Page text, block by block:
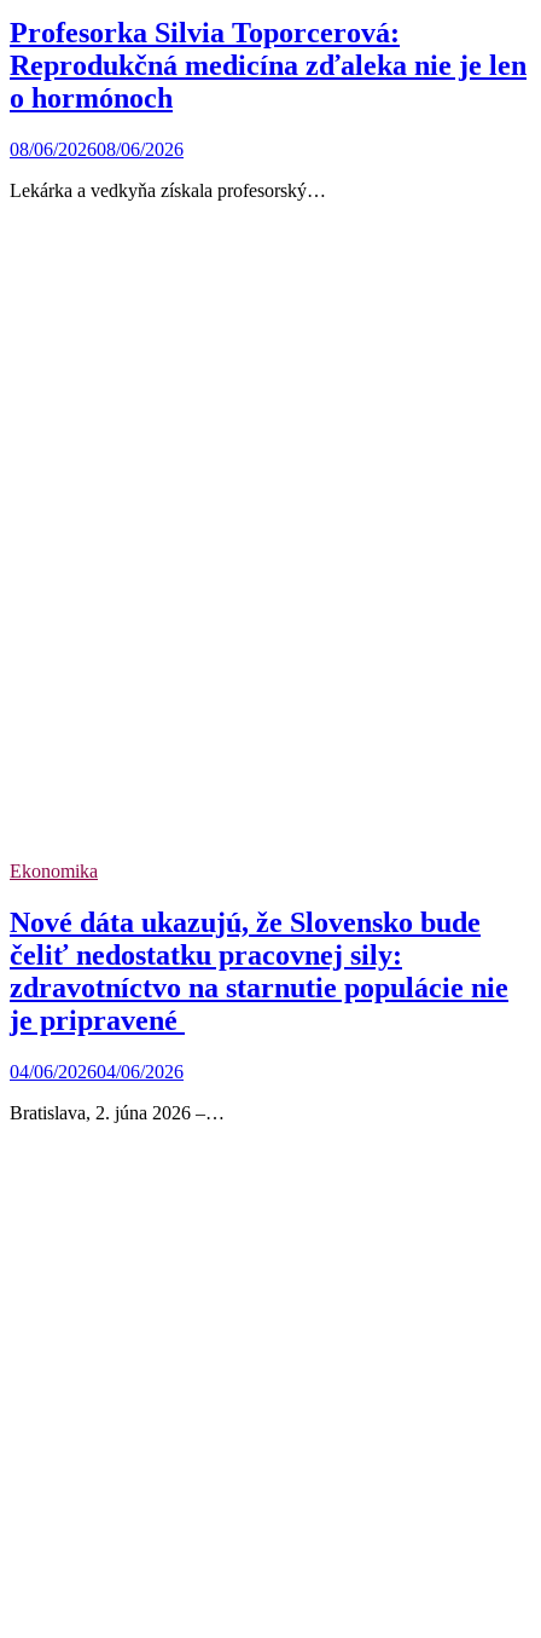
Profesorka Silvia Toporcerová:
Reprodukčná medicína zďaleka nie je len
o hormónoch
08/06/202608/06/2026
Lekárka a vedkyňa získala profesorský…
Ekonomika
Nové dáta ukazujú, že Slovensko bude
čeliť nedostatku pracovnej sily:
zdravotníctvo na starnutie populácie nie
je pripravené
04/06/202604/06/2026
Bratislava, 2. júna 2026 –…